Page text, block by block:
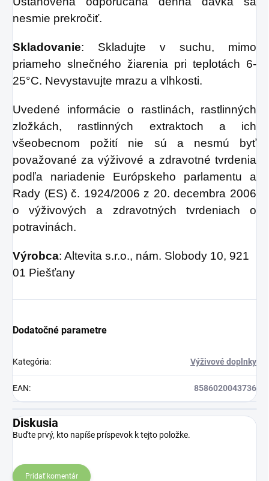
nesmie prekročiť.
Skladovanie: Skladujte v suchu, mimo
priameho slnečného žiarenia pri teplotách 6-
25°C. Nevystavujte mrazu a vlhkosti.
Uvedené informácie o rastlinách, rastlinných
zložkách, rastlinných extraktoch a ich
všeobecnom požití nie sú a nesmú byť
považované za výživové a zdravotné tvrdenia
podľa nariadenie Európskeho parlamentu a
Rady (ES) č. 1924/2006 z 20. decembra 2006
o výživových a zdravotných tvrdeniach o
potravinách.
Výrobca: Altevita s.r.o., nám. Slobody 10, 921
01 Piešťany
Dodatočné parametre
Kategória: Výživové doplnky
EAN: 8586020043736
Diskusia
Buďte prvý, kto napíše príspevok k tejto položke.
Pridať komentár